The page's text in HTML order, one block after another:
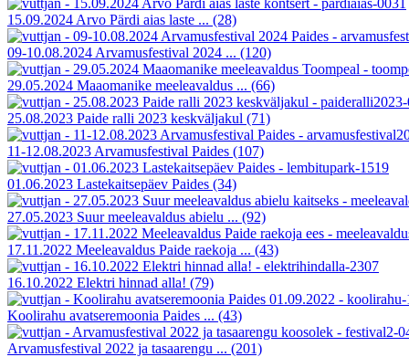
15.09.2024 Arvo Pärdi aias laste ... (28)
09-10.08.2024 Arvamusfestival 2024 ... (120)
29.05.2024 Maaomanike meeleavaldus ... (66)
25.08.2023 Paide ralli 2023 keskväljakul (71)
11-12.08.2023 Arvamusfestival Paides (107)
01.06.2023 Lastekaitsepäev Paides (34)
27.05.2023 Suur meeleavaldus abielu ... (92)
17.11.2022 Meeleavaldus Paide raekoja ... (43)
16.10.2022 Elektri hinnad alla! (79)
Koolirahu avatseremoonia Paides ... (43)
Arvamusfestival 2022 ja tasaarengu ... (201)